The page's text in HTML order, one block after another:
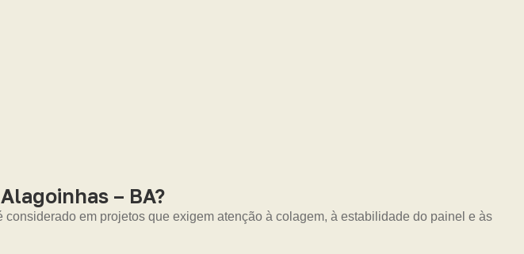
– BA?
considerado em projetos que exigem atenção à colagem, à estabilidade do painel e às